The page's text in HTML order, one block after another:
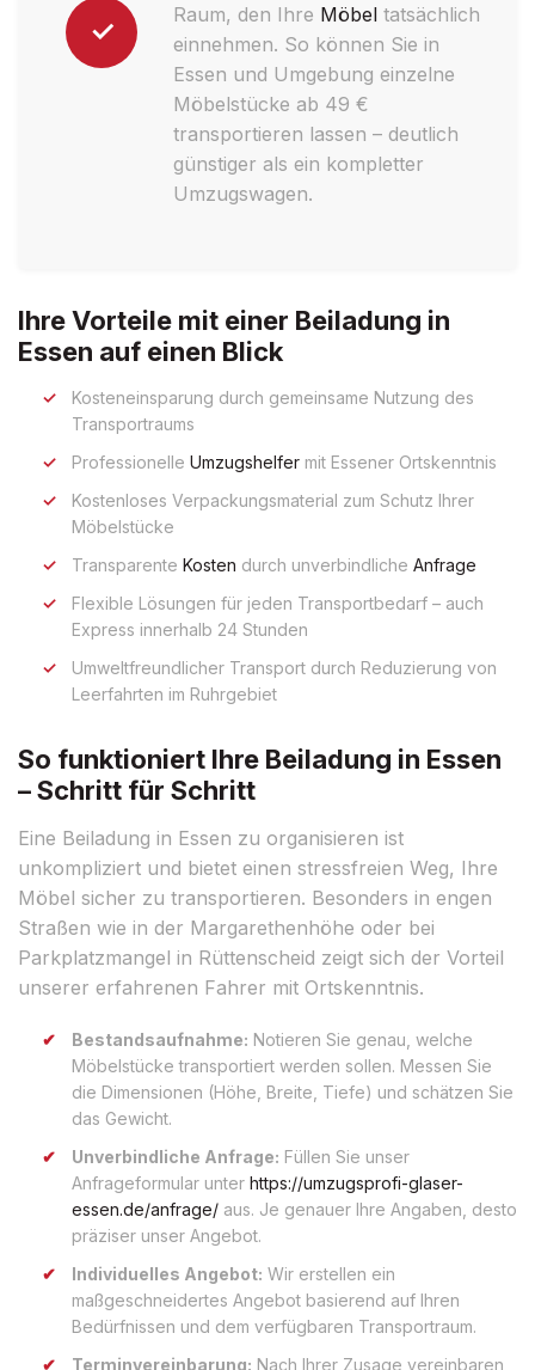
✓
Raum, den Ihre Möbel tatsächlich
einnehmen. So können Sie in
Essen und Umgebung einzelne
Möbelstücke ab 49 €
transportieren lassen – deutlich
günstiger als ein kompletter
Umzugswagen.
Ihre Vorteile mit einer Beiladung in
Essen auf einen Blick
Kosteneinsparung durch gemeinsame Nutzung des
Transportraums
Professionelle Umzugshelfer mit Essener Ortskenntnis
Kostenloses Verpackungsmaterial zum Schutz Ihrer
Möbelstücke
Transparente Kosten durch unverbindliche Anfrage
Flexible Lösungen für jeden Transportbedarf – auch
Express innerhalb 24 Stunden
Umweltfreundlicher Transport durch Reduzierung von
Leerfahrten im Ruhrgebiet
So funktioniert Ihre Beiladung in Essen
– Schritt für Schritt
Eine Beiladung in Essen zu organisieren ist
unkompliziert und bietet einen stressfreien Weg, Ihre
Möbel sicher zu transportieren. Besonders in engen
Straßen wie in der Margarethenhöhe oder bei
Parkplatzmangel in Rüttenscheid zeigt sich der Vorteil
unserer erfahrenen Fahrer mit Ortskenntnis.
Bestandsaufnahme: Notieren Sie genau, welche
Möbelstücke transportiert werden sollen. Messen Sie
die Dimensionen (Höhe, Breite, Tiefe) und schätzen Sie
das Gewicht.
Unverbindliche Anfrage: Füllen Sie unser
Anfrageformular unter https://umzugsprofi-glaser-
essen.de/anfrage/ aus. Je genauer Ihre Angaben, desto
präziser unser Angebot.
Individuelles Angebot: Wir erstellen ein
maßgeschneidertes Angebot basierend auf Ihren
Bedürfnissen und dem verfügbaren Transportraum.
Terminvereinbarung: Nach Ihrer Zusage vereinbaren